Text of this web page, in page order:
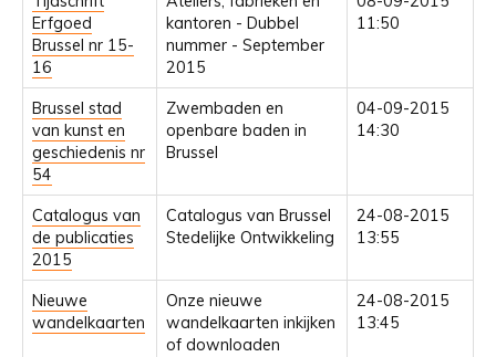
Erfgoed
Brussel nr 15-
16
kantoren - Dubbel
nummer - September
2015
11:50
Brussel stad
van kunst en
geschiedenis nr
54
Zwembaden en
openbare baden in
Brussel
04-09-2015
14:30
Catalogus van
de publicaties
2015
Catalogus van Brussel
Stedelijke Ontwikkeling
24-08-2015
13:55
Nieuwe
wandelkaarten
Onze nieuwe
wandelkaarten inkijken
of downloaden
24-08-2015
13:45